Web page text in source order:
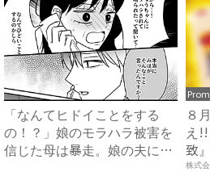
「なんてヒドイことをする
の！？」娘のモラハラ被害を
信じた母は暴走。娘の夫に電
８
え
致
株式